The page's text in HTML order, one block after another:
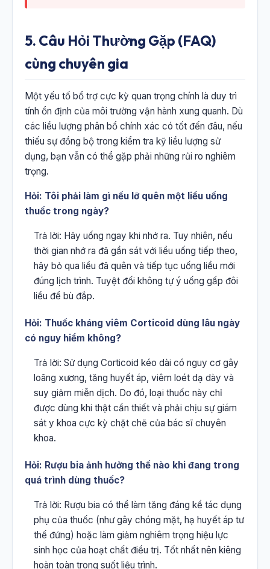
5. Câu Hỏi Thường Gặp (FAQ)
cùng chuyên gia
Một yếu tố bổ trợ cực kỳ quan trọng chính là duy trì
tính ổn định của môi trường vận hành xung quanh. Dù
các liều lượng phân bổ chính xác có tốt đến đâu, nếu
thiếu sự đồng bộ trong kiểm tra kỹ liều lượng sử
dụng, bạn vẫn có thể gặp phải những rủi ro nghiêm
trọng.
Hỏi: Tôi phải làm gì nếu lỡ quên một liều uống
thuốc trong ngày?
Trả lời: Hãy uống ngay khi nhớ ra. Tuy nhiên, nếu
thời gian nhớ ra đã gần sát với liều uống tiếp theo,
hãy bỏ qua liều đã quên và tiếp tục uống liều mới
đúng lịch trình. Tuyệt đối không tự ý uống gấp đôi
liều để bù đắp.
Hỏi: Thuốc kháng viêm Corticoid dùng lâu ngày
có nguy hiểm không?
Trả lời: Sử dụng Corticoid kéo dài có nguy cơ gây
loãng xương, tăng huyết áp, viêm loét dạ dày và
suy giảm miễn dịch. Do đó, loại thuốc này chỉ
được dùng khi thật cần thiết và phải chịu sự giám
sát y khoa cực kỳ chặt chẽ của bác sĩ chuyên
khoa.
Hỏi: Rượu bia ảnh hưởng thế nào khi đang trong
quá trình dùng thuốc?
Trả lời: Rượu bia có thể làm tăng đáng kể tác dụng
phụ của thuốc (như gây chóng mặt, hạ huyết áp tư
thế đứng) hoặc làm giảm nghiêm trọng hiệu lực
sinh học của hoạt chất điều trị. Tốt nhất nên kiêng
hoàn toàn trong suốt liệu trình.